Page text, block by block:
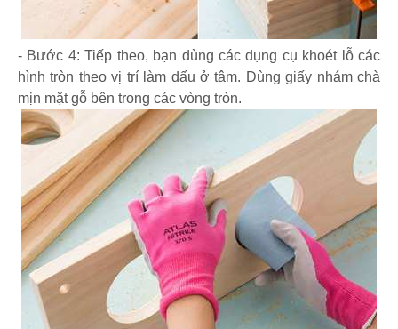
- Bước 4: Tiếp theo, bạn dùng các dụng cụ khoét lỗ các
hình tròn theo vị trí làm dấu ở tâm. Dùng giấy nhám chà
mịn mặt gỗ bên trong các vòng tròn.